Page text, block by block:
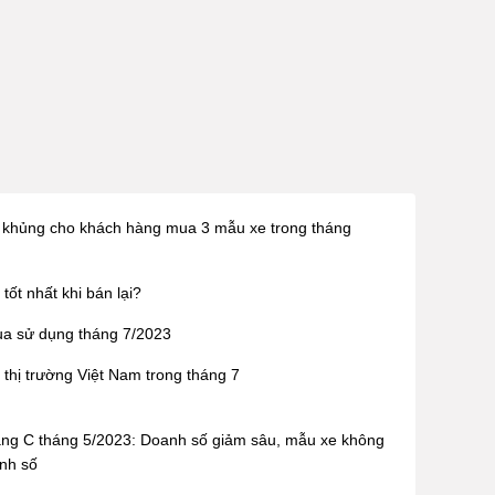
cho khách hàng mua 3 mẫu xe trong tháng
nhất khi bán lại?
sử dụng tháng 7/2023
trường Việt Nam trong tháng 7
C tháng 5/2023: Doanh số giảm sâu, mẫu xe không
số